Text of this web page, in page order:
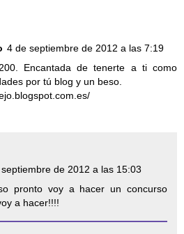
4 de septiembre de 2012 a las 7:19
Encantada de tenerte a ti como
por tú blog y un beso.
de 2012 a las 15:03
pronto voy a hacer un concurso
a hacer!!!!